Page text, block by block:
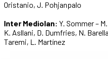
Oristanio, J. Pohjanpalo
Inter Mediolan: Y. Sommer –
K. Asllani, D. Dumfries, N.
Taremi, L. Martínez